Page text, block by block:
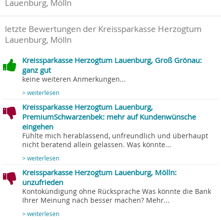
Lauenburg, Mölln
letzte Bewertungen der Kreissparkasse Herzogtum
Lauenburg, Mölln
Kreissparkasse Herzogtum Lauenburg, Groß Grönau:
ganz gut
keine weiteren Anmerkungen...
> weiterlesen
Kreissparkasse Herzogtum Lauenburg,
PremiumSchwarzenbek: mehr auf Kundenwünsche
eingehen
Fühlte mich herablassend, unfreundlich und überhaupt
nicht beratend allein gelassen. Was könnte...
> weiterlesen
Kreissparkasse Herzogtum Lauenburg, Mölln:
unzufrieden
Kontokündigung ohne Rücksprache Was könnte die Bank
Ihrer Meinung nach besser machen? Mehr...
> weiterlesen